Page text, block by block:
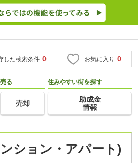
した検索条件 0 お気に入り 0
売る
売却
住みやすい街を探す
助成金
情報
ション・アパート)